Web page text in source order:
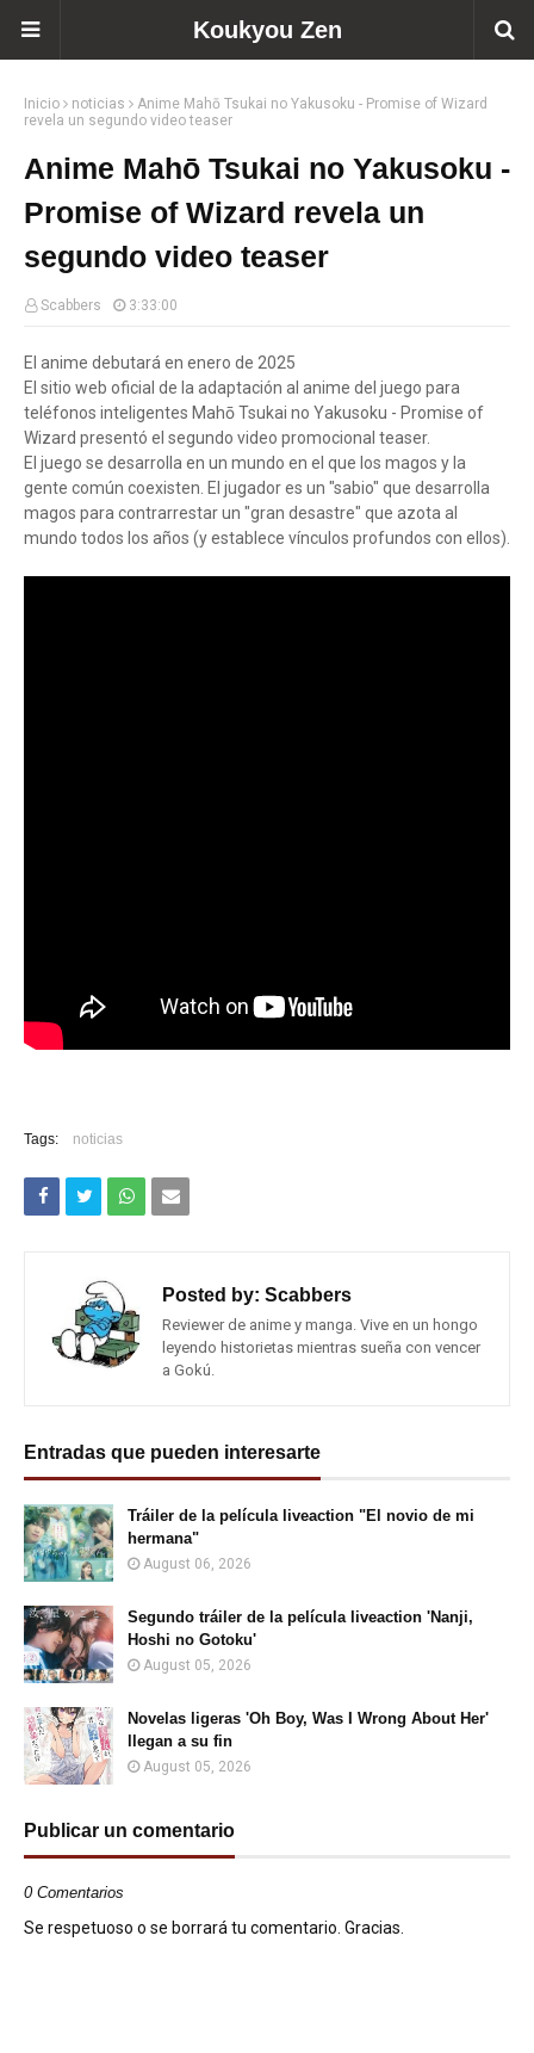
Koukyou Zen
Inicio noticias
Anime Mahō Tsukai no Yakusoku - Promise of Wizard
revela un segundo video teaser
Anime Mahō Tsukai no Yakusoku -
Promise of Wizard revela un
segundo video teaser
Scabbers 3:33:00
El anime debutará en enero de 2025
El sitio web oficial de la adaptación al anime del juego para
teléfonos inteligentes Mahō Tsukai no Yakusoku - Promise of
Wizard presentó el segundo video promocional teaser.
El juego se desarrolla en un mundo en el que los magos y la
gente común coexisten. El jugador es un "sabio" que desarrolla
magos para contrarrestar un "gran desastre" que azota al
mundo todos los años (y establece vínculos profundos con ellos).
Tags: noticias
Posted by: Scabbers
Reviewer de anime y manga. Vive en un hongo
leyendo historietas mientras sueña con vencer
a Gokú.
Entradas que pueden interesarte
Tráiler de la película liveaction "El novio de mi
hermana"
August 06, 2026
Segundo tráiler de la película liveaction 'Nanji,
Hoshi no Gotoku'
August 05, 2026
Novelas ligeras 'Oh Boy, Was I Wrong About Her'
llegan a su fin
August 05, 2026
Publicar un comentario
0 Comentarios
Se respetuoso o se borrará tu comentario. Gracias.